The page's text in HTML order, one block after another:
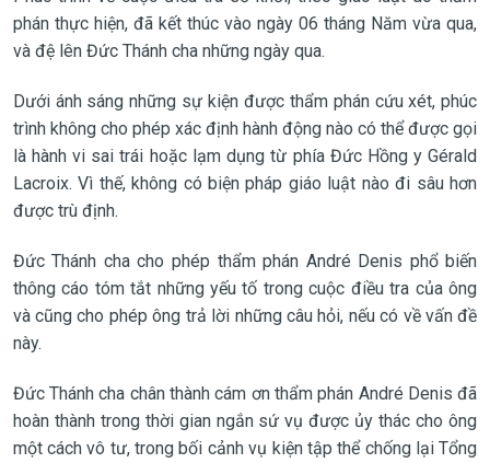
phán thực hiện, đã kết thúc vào ngày 06 tháng Năm vừa qua,
và đệ lên Đức Thánh cha những ngày qua.
Dưới ánh sáng những sự kiện được thẩm phán cứu xét, phúc
trình không cho phép xác định hành động nào có thể được gọi
là hành vi sai trái hoặc lạm dụng từ phía Đức Hồng y Gérald
Lacroix. Vì thế, không có biện pháp giáo luật nào đi sâu hơn
được trù định.
Đức Thánh cha cho phép thẩm phán André Denis phổ biến
thông cáo tóm tắt những yếu tố trong cuộc điều tra của ông
và cũng cho phép ông trả lời những câu hỏi, nếu có về vấn đề
này.
Đức Thánh cha chân thành cám ơn thẩm phán André Denis đã
hoàn thành trong thời gian ngắn sứ vụ được ủy thác cho ông
một cách vô tư, trong bối cảnh vụ kiện tập thể chống lại Tổng